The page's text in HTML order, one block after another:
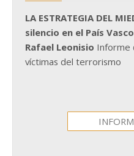
LA ESTRATEGIA DEL
silencio en el País
Rafael Leonisio Informe
víctimas del terrorismo